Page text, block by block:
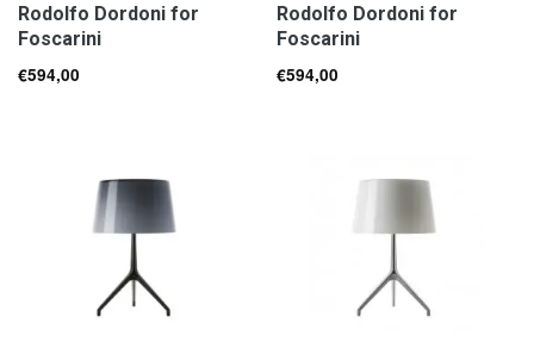
Rodolfo Dordoni for
Foscarini
€594,00
Rodolfo Dordoni for
Foscarini
€594,00